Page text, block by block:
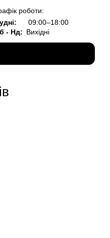
роботи:
09:00–18:00
- Нд: Вихідні